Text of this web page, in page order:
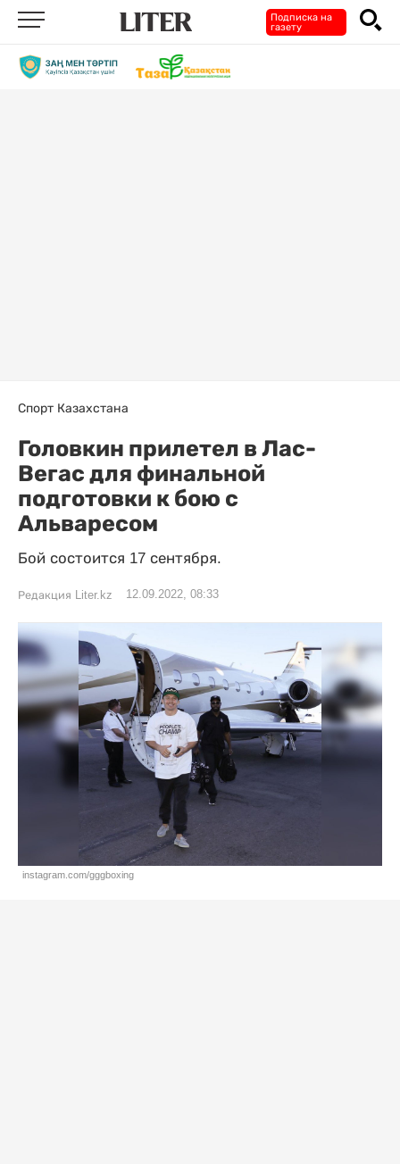
Подписка на
газету
Спорт Казахстана
Головкин прилетел в Лас-
Вегас для финальной
подготовки к бою с
Альваресом
Бой состоится 17 сентября.
Редакция Liter.kz 12.09.2022, 08:33
instagram.com/gggboxing